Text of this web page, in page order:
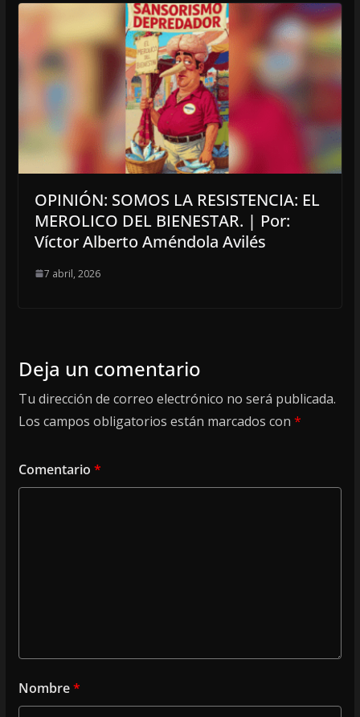
OPINIÓN: SOMOS LA RESISTENCIA: EL
MEROLICO DEL BIENESTAR. | Por:
Víctor Alberto Améndola Avilés
7 abril, 2026
Deja un comentario
Tu dirección de correo electrónico no será publicada.
Los campos obligatorios están marcados con *
Comentario *
Nombre*